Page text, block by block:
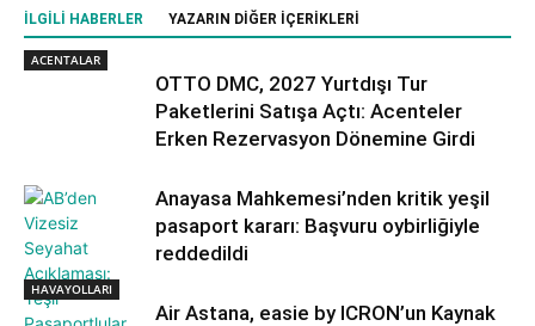
İLGILI HABERLER YAZARIN DIĞER İÇERIKLERI
ACENTALAR
OTTO DMC, 2027 Yurtdışı Tur
Paketlerini Satışa Açtı: Acenteler
Erken Rezervasyon Dönemine Girdi
Anayasa Mahkemesi’nden kritik yeşil
pasaport kararı: Başvuru oybirliğiyle
reddedildi
HAVAYOLLARI
Air Astana, easie by ICRON’un Kaynak